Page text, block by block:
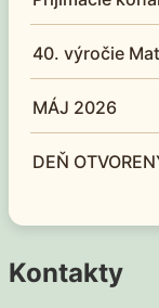
40. výročie
MÁJ 2026
DEŇ
Kontakty